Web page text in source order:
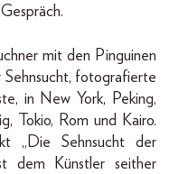
mit den Pinguinen
fotografierte
in New York, Peking,
Tokio, Rom und Kairo.
„Die Sehnsucht der
dem Künstler seither